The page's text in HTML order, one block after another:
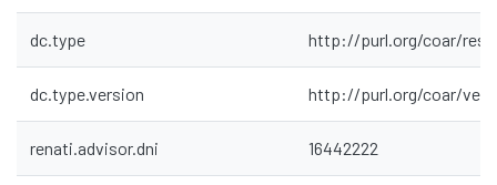
dc.type http://purl.org/coar/
dc.type.version http://purl.org/coar/
renati.advisor.dni 16442222